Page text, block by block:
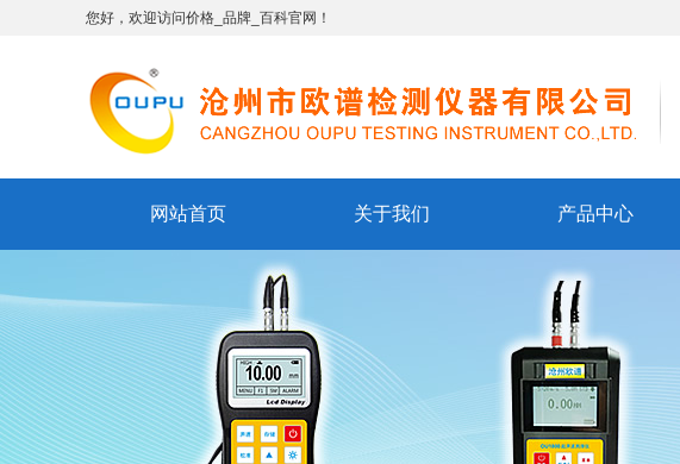
您好，欢迎访问价格_品牌_百科官网！
网站首页 关于我们 产品中心